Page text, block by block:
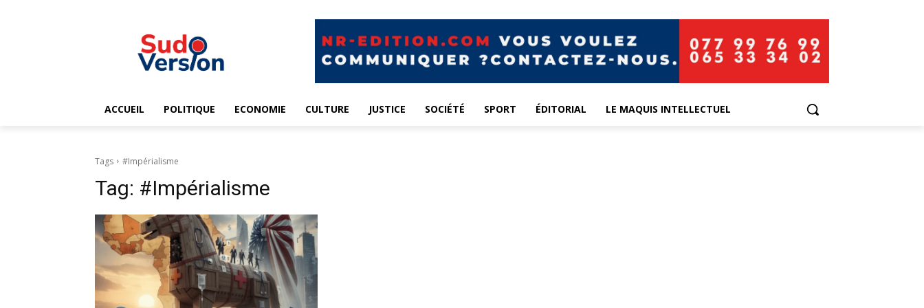
ACCUEIL POLITIQUE ECONOMIE CULTURE JUSTICE SOCIÉTÉ SPORT ÉDITORIAL LE MAQUIS INTELLECTUEL
Tags #Impérialisme
Tag: #Impérialisme